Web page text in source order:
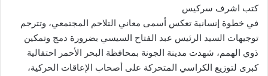
كتب اشرف سركيس
في خطوة إنسانية تعكس أسمى معاني التلاحم المجتمعي، وتترجم
توجيهات السيد الرئيس عبد الفتاح السيسي بضرورة دمج وتمكين
ذوي الهمم، شهدت مدينة الجونة بمحافظة البحر الأحمر احتفالية
كبرى لتوزيع الكراسي المتحركة على أصحاب الإعاقات الحركية،